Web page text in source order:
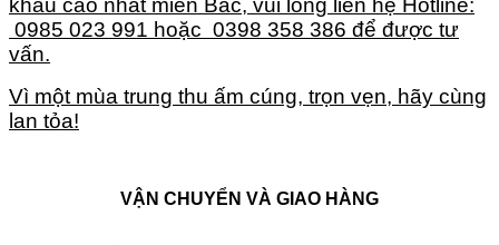
khấu cao nhất miền Bắc, vui lòng liên hệ Hotline:
0985 023 991 hoặc 0398 358 386 để được tư
vấn.
Vì một mùa trung thu ấm cúng, trọn vẹn, hãy cùng
lan tỏa!
VẬN CHUYỂN VÀ GIAO HÀNG